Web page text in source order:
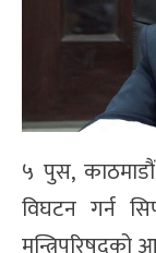
५ पुस,
विघटन गर्न